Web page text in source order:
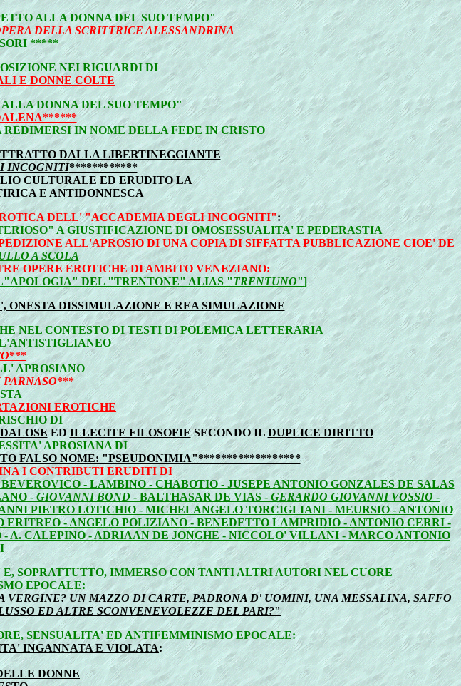
ALLA DONNA DEL SUO TEMPO"
DELLA SCRITTRICE ALESSANDRINA
*****
NEI RIGUARDI DI
E DONNE COLTE
DONNA DEL SUO TEMPO"
IN NOME DELLA FEDE IN CRISTO
DALLA LIBERTINEGGIANTE
INCOGNITI************
CULTURALE ED ERUDITO LA
E ANTIDONNESCA
DELL' "ACCADEMIA DEGLI INCOGNITI":
A GIUSTIFICAZIONE DI OMOSESSUALITA' E PEDERASTIA
ALL'APROSIO DI UNA COPIA DI SIFFATTA PUBBLICAZIONE CIOE' DE
A SCOLA
OPERE EROTICHE DI AMBITO VENEZIANO:
DEL "TRENTONE" ALIAS "TRENTUNO"]
DISSIMULAZIONE E REA SIMULAZIONE
NEL CONTESTO DI TESTI DI POLEMICA LETTERARIA
***
APROSIANO
***
EROTICHE
DI
EDILLECITE FILOSOFIESECONDO ILDUPLICE DIRITTO
APROSIANA DI
FALSO NOME: "PSEUDONIMIA"******************
I CONTRIBUTI ERUDITI DI
- LAMBINO - CHABOTIO - JUSEPE ANTONIO GONZALES DE SALAS
-GIOVANNI BOND - BALTHASAR DE VIAS - GERARDO GIOVANNI VOSSIO-
PIETRO LOTICHIO - MICHELANGELO TORCIGLIANI - MEURSIO - ANTONIO
- ANGELO POLIZIANO - BENEDETTO LAMPRIDIO - ANTONIO CERRI -
CALEPINO - ADRIAAN DE JONGHE - NICCOLO' VILLANI - MARCO ANTONIO
SOPRATTUTTO, IMMERSO CON TANTI ALTRI AUTORI NEL CUORE
EPOCALE:
UN MAZZO DI CARTE, PADRONA D' UOMINI, UNA MESSALINA, SAFFO
ED ALTRE SCONVENEVOLEZZE DEL PARI?"
SENSUALITA' ED ANTIFEMMINISMO EPOCALE:
INGANNATA E VIOLATA:
DONNE